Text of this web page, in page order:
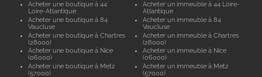
Acheter une boutique à 44
Loire-Atlantique
Acheter une boutique à 84
Vaucluse
Acheter une boutique à Chartres
(28000)
Acheter une boutique à Nice
(06000)
Acheter une boutique à Metz
(57000)
Acheter un immeuble à 44 Loire-
Atlantique
Acheter un immeuble à 84
Vaucluse
Acheter un immeuble à Chartres
(28000)
Acheter un immeuble à Nice
(06000)
Acheter un immeuble à Metz
(57000)